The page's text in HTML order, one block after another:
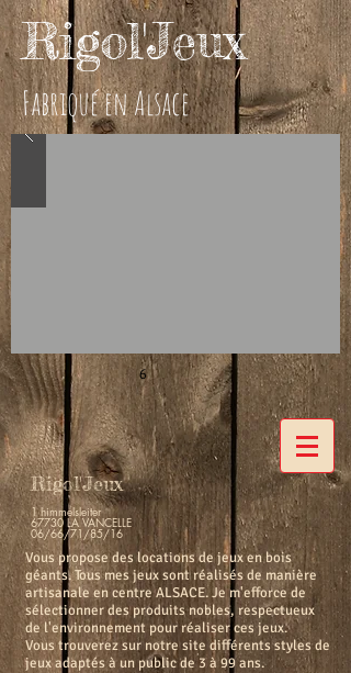
Rigol'Jeux
Fabriqué en Alsace
6
Rigol'Jeux
1 himmelsleiter
67730 LA VANCELLE
06/66/71/85/16
Vous propose des locations de jeux en bois
géants. Tous mes jeux sont réalisés de manière
artisanale en centre ALSACE. Je m'efforce de
sélectionner des produits nobles, respectueux
de l'environnement pour réaliser ces jeux.
Vous trouverez sur notre site différents styles de
jeux adaptés à un public de 3 à 99 ans.